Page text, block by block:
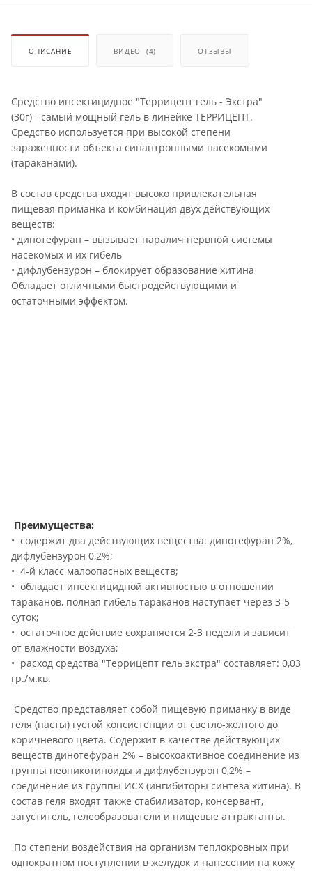
ОПИСАНИЕ ВИДЕО (4) ОТЗЫВЫ
Средство инсектицидное "Террицепт гель - Экстра"
(30г) - самый мощный гель в линейке ТЕРРИЦЕПТ.
Средство используется при высокой степени
зараженности объекта синантропными насекомыми
(тараканами).
В состав средства входят высоко привлекательная
пищевая приманка и комбинация двух действующих
веществ:
• динотефуран – вызывает паралич нервной системы
насекомых и их гибель
• дифлубензурон – блокирует образование хитина
Обладает отличными быстродействующими и
остаточными эффектом.
Преимущества:
• содержит два действующих вещества: динотефуран 2%,
дифлубензурон 0,2%;
• 4-й класс малоопасных веществ;
• обладает инсектицидной активностью в отношении
тараканов, полная гибель тараканов наступает через 3-5
суток;
• остаточное действие сохраняется 2-3 недели и зависит
от влажности воздуха;
• расход средства "Террицепт гель экстра" составляет: 0,03
гр./м.кв.
Средство представляет собой пищевую приманку в виде
геля (пасты) густой консистенции от светло-желтого до
коричневого цвета. Содержит в качестве действующих
веществ динотефуран 2% – высокоактивное соединение из
группы неоникотиноиды и дифлубензурон 0,2% –
соединение из группы ИСХ (ингибиторы синтеза хитина). В
состав геля входят также стабилизатор, консервант,
загуститель, гелеобразователи и пищевые аттрактанты.
По степени воздействия на организм теплокровных при
однократном поступлении в желудок и нанесении на кожу